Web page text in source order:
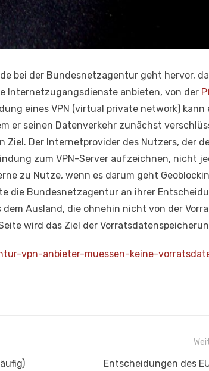
bei der Bundesnetzagentur geht hervor,
Internetzugangsdienste anbieten, von der
eines VPN (virtual private network)
er seinen Datenverkehr zunächst
Der Internetprovider des Nutzers, der
zum VPN-Server aufzeichnen, nicht
zu Nutze, wenn es darum geht
die Bundesnetzagentur an ihrer
Ausland, die ohnehin nicht von der
wird das Ziel der
vpn-anbieter-muessen-keine-
Nächster
Entscheidungen des